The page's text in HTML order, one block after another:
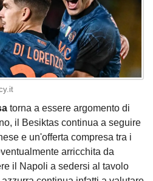
torna a essere argomento di
il Besiktas continua a seguire
e un'offerta compresa tra i
arricchita da
il Napoli a sedersi al tavolo